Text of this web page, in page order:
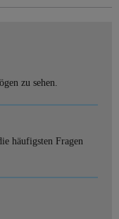
zu sehen.
häufigsten Fragen